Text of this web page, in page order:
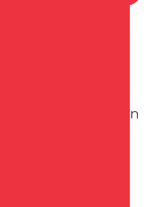
een Oriëntaals
dineren. Bij het
onbeperkt genieten